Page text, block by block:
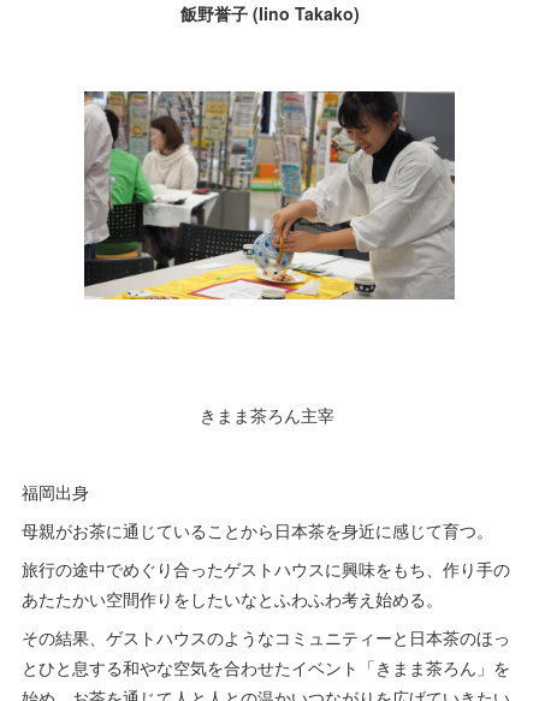
飯野誉子 (Iino Takako)
きまま茶ろん主宰
福岡出身
母親がお茶に通じていることから日本茶を身近に感じて育つ。
旅行の途中でめぐり合ったゲストハウスに興味をもち、作り手の
あたたかい空間作りをしたいなとふわふわ考え始める。
その結果、ゲストハウスのようなコミュニティーと日本茶のほっ
とひと息する和やな空気を合わせたイベント「きまま茶ろん」を